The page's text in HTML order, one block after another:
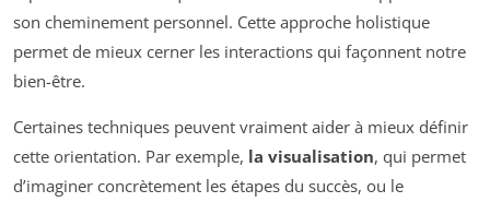
son cheminement personnel. Cette approche holistique
permet de mieux cerner les interactions qui façonnent notre
bien-être.
Certaines techniques peuvent vraiment aider à mieux définir
cette orientation. Par exemple, la visualisation, qui permet
d’imaginer concrètement les étapes du succès, ou le